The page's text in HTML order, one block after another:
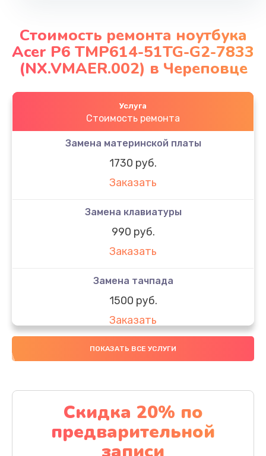
Стоимость ремонта ноутбука
Acer P6 TMP614-51TG-G2-7833
(NX.VMAER.002) в Череповце
Услуга
Стоимость ремонта
Замена материнской платы
1730 руб.
Заказать
Замена клавиатуры
990 руб.
Заказать
Замена тачпада
1500 руб.
Заказать
Замена южного моста
Заказать
Чистка от пыли
1060 руб.
ПОКАЗАТЬ ВСЕ УСЛУГИ
Скидка 20% по
предварительной